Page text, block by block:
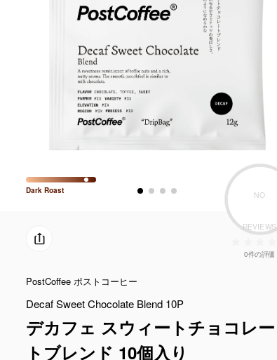
Dark Roast NO
REVIEWS
0件の評価
PostCoffee ポストコーヒー
Decaf Sweet Chocolate Blend 10P
デカフェ スウィートチョコレー
トブレンド 10個入り